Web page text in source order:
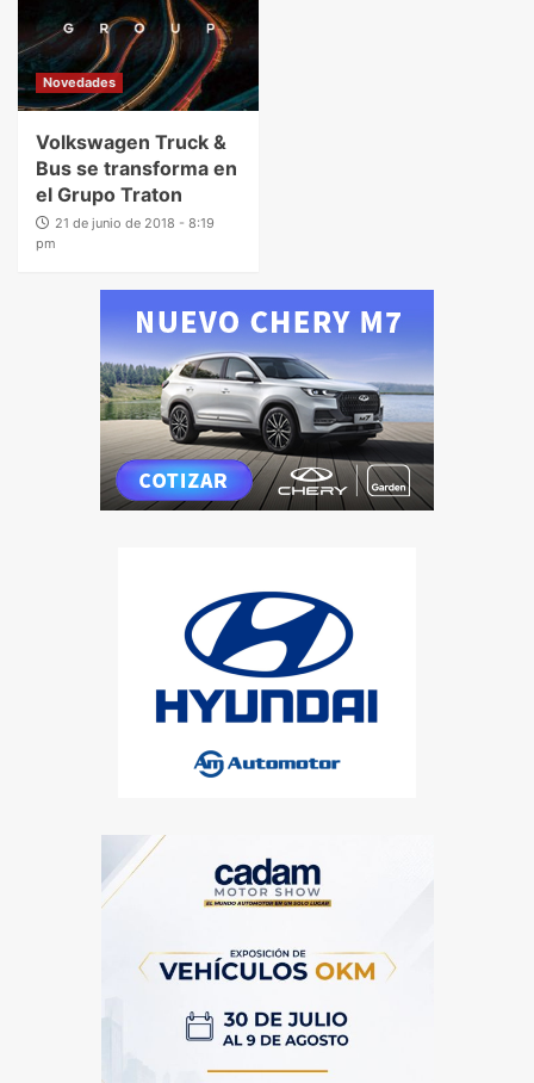
Novedades
Volkswagen Truck &
Bus se transforma en
el Grupo Traton
21 de junio de 2018 - 8:19
pm